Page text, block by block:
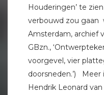
Houderingen’ te
verbouwd zou gaan
Amsterdam, archief
GBzn.,
voorgevel, vier
doorsneden.’)
Hendrik Leonard